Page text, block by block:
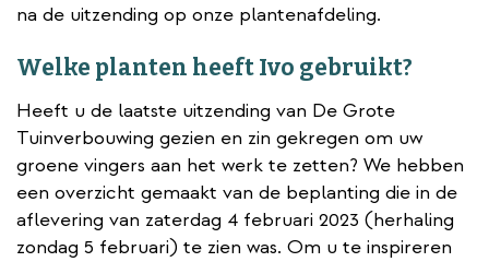
na de uitzending op onze plantenafdeling.
Welke planten heeft Ivo gebruikt?
Heeft u de laatste uitzending van De Grote
Tuinverbouwing gezien en zin gekregen om uw
groene vingers aan het werk te zetten? We hebben
een overzicht gemaakt van de beplanting die in de
aflevering van zaterdag 4 februari 2023 (herhaling
zondag 5 februari) te zien was. Om u te inspireren